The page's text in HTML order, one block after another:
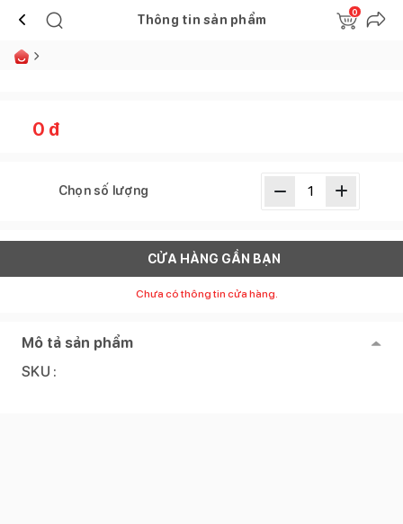
Thông tin sản phẩm
0
0 đ
Chọn số lượng
CỬA HÀNG GẦN BẠN
Chưa có thông tin cửa hàng.
Mô tả sản phẩm
SKU :